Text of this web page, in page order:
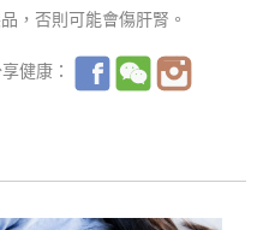
，否則可能會傷肝腎 。
健康：